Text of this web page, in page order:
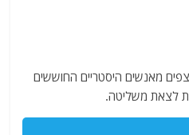
מאנשים היסטריים החוששים
לצאת משליטה.